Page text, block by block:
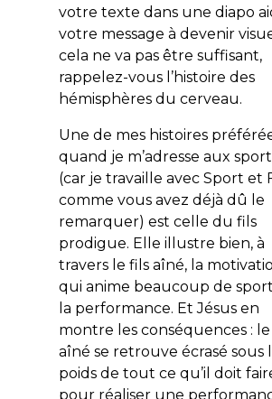
votre texte dans une diapo
votre message à devenir
cela ne va pas être suffisant,
rappelez-vous l’histoire des
hémisphères du cerveau.
Une de mes histoires
quand je m’adresse aux
(car je travaille avec Sport et
comme vous avez déjà dû le
remarquer) est celle du fils
prodigue. Elle illustre bien, à
travers le fils aîné, la
qui anime beaucoup de
la performance. Et Jésus en
montre les conséquences :
aîné se retrouve écrasé sous
poids de tout ce qu’il doit
pour réaliser une